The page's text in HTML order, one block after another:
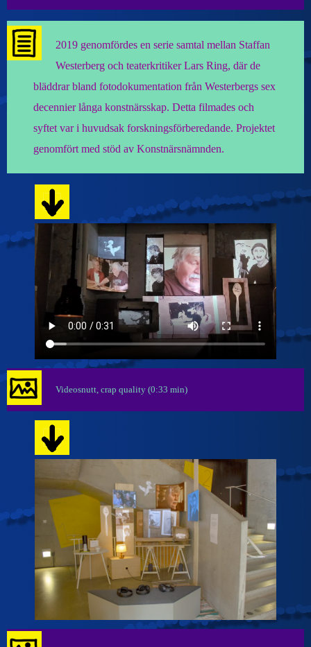
2019 genomfördes en serie samtal mellan Staffan
Westerberg och teaterkritiker Lars Ring, där de
bläddrar bland fotodokumentation från Westerbergs sex
decennier långa konstnärsskap. Detta filmades och
syftet var i huvudsak forskningsförberedande. Projektet
genomfört med stöd av Konstnärsnämnden.
Videosnutt, crap quality (0:33 min)